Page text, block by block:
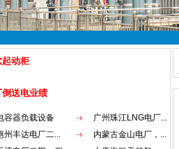
起动柜
倒送电业绩
容器负载设备
广州珠江LNG电厂...
州丰达电厂二...
内蒙古金山电厂，...